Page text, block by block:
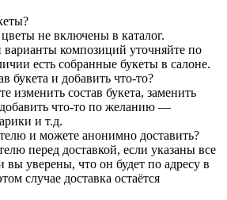
не включены в каталог.
варианты композиций уточняйте по
есть собранные букеты в салоне.
букета и добавить что-то?
изменить состав букета, заменить
что-то по желанию —
и т.д.
и можете анонимно доставить?
перед доставкой, если указаны все
уверены, что он будет по адресу в
случае доставка остаётся